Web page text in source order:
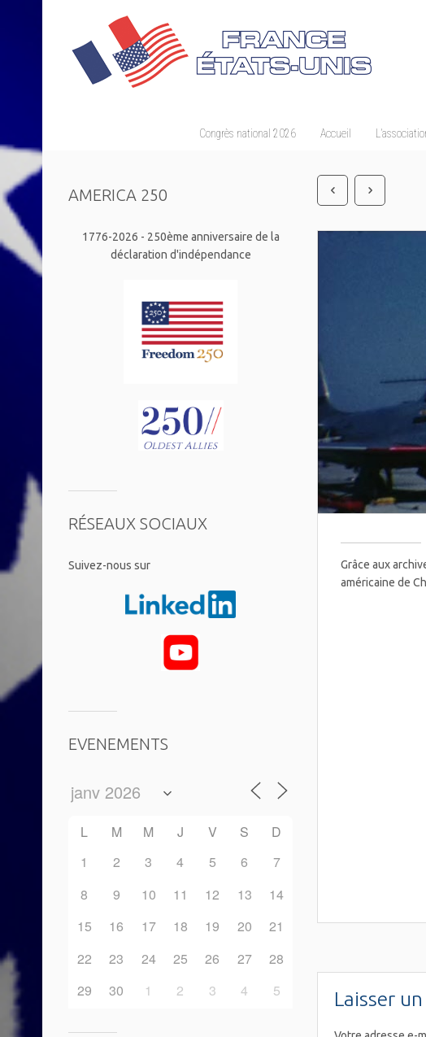
Congrès national 2026 Accueil
Grâce aux
américaine de
Laisser
AMERICA 250
1776-2026 - 250ème anniversaire de la
déclaration d'indépendance
RÉSEAUX SOCIAUX
​Suivez-nous sur
EVENEMENTS
L M M J V S
D
1
2 3 4 5 6
7
8
9 10 11 12 13
14
15
16 17 18 19 20
21
22
23 24 25 26 27
28
29
30 1 2 3 4 5